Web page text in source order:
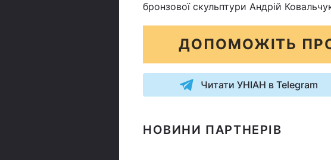
бронзової скульптури Андрій
ДОПОМОЖІТЬ
Читати УНІАН в Telegram
НОВИНИ ПАРТНЕРІВ